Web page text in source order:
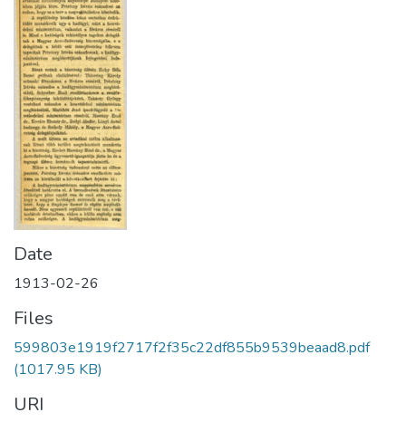
Date
1913-02-26
Files
599803e1919f2717f2f35c22df855b9539beaad8.pdf
(1017.95 KB)
URI